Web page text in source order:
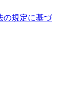
の規定に基づ